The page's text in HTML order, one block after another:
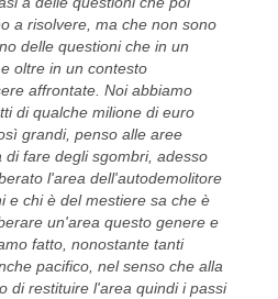
a risolvere, ma che non sono
delle questioni che in un
oltre in un contesto
affrontate. Noi abbiamo
di qualche milione di euro
grandi, penso alle aree
di fare degli sgombri, adesso
l'area dell'autodemolitore
e chi è del mestiere sa che è
un'area questo genere e
fatto, nonostante tanti
pacifico, nel senso che alla
di restituire l'area quindi i passi